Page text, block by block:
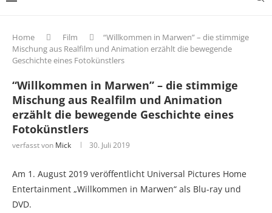
Home Film
“Willkommen in Marwen” – die stimmige
Mischung aus Realfilm und Animation erzählt die bewegende
Geschichte eines Fotokünstlers
“Willkommen in Marwen” – die stimmige
Mischung aus Realfilm und Animation
erzählt die bewegende Geschichte eines
Fotokünstlers
verfasst von Mick 30. Juli 2019
Am 1. August 2019 veröffentlicht Universal Pictures Home
Entertainment „Willkommen in Marwen“ als Blu-ray und
DVD.